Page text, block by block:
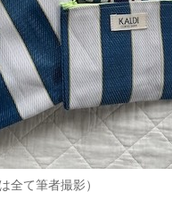
全て筆者撮影）